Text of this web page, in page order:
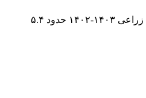
مدیر کل دفتر امور سبزی ها و گیاهان جالیزی وزارت جهادکشاورزی در پایان درباره تولید سیب زمینی در سال زراعی گذشته یادآور شد: تولید سیب زمینی در کشور در سال زراعی ۱۴۰۳-۱۴۰۲ حدود ۵.۴